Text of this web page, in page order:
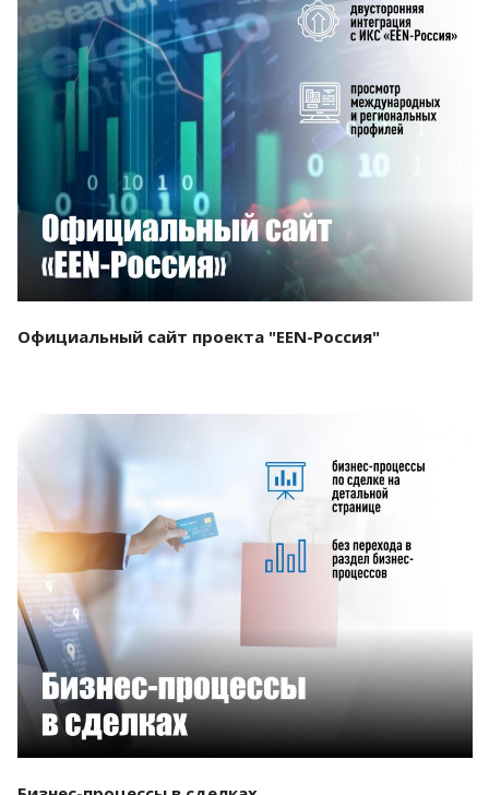
Смотреть проект
Официальный сайт проекта "EEN-Россия"